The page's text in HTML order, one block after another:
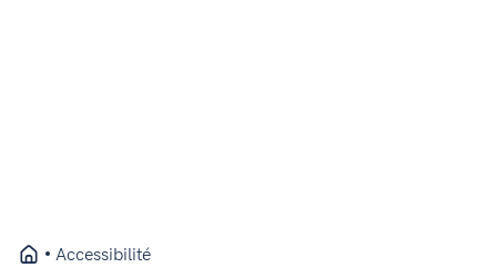
Accessibilité